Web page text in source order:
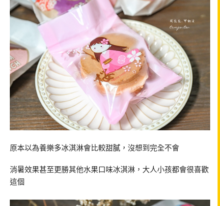
原本以為養樂多冰淇淋會比較甜膩，沒想到完全不會
消暑效果甚至更勝其他水果口味冰淇淋，大人小孩都會很喜歡
這個